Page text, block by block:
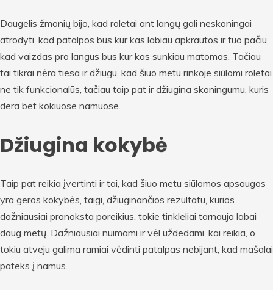
Daugelis žmonių bijo, kad roletai ant langų gali neskoningai
atrodyti, kad patalpos bus kur kas labiau apkrautos ir tuo pačiu,
kad vaizdas pro langus bus kur kas sunkiau matomas. Tačiau
tai tikrai nėra tiesa ir džiugu, kad šiuo metu rinkoje siūlomi roletai
ne tik funkcionalūs, tačiau taip pat ir džiugina skoningumu, kuris
dera bet kokiuose namuose.
Džiugina kokybė
Taip pat reikia įvertinti ir tai, kad šiuo metu siūlomos apsaugos
yra geros kokybės, taigi, džiuginančios rezultatu, kurios
dažniausiai pranoksta poreikius. tokie tinkleliai tarnauja labai
daug metų. Dažniausiai nuimami ir vėl uždedami, kai reikia, o
tokiu atveju galima ramiai vėdinti patalpas nebijant, kad mašalai
pateks į namus.